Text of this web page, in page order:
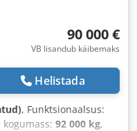
90 000 €
VB lisandub käibemaks
Helistada
, Funktsionaalsus:
kogumass: 92 000 kg,